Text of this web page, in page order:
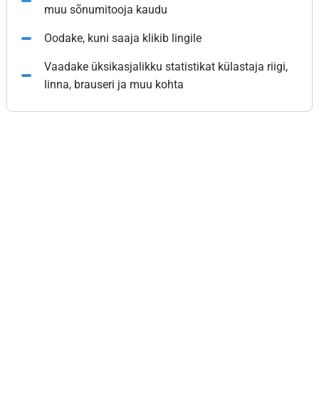
muu sõnumitooja kaudu
Oodake, kuni saaja klikib lingile
Vaadake üksikasjalikku statistikat külastaja riigi,
linna, brauseri ja muu kohta